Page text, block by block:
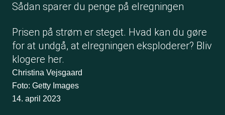
Sådan sparer du penge på elregningen
Prisen på strøm er steget. Hvad kan du gøre
for at undgå, at elregningen eksploderer? Bliv
klogere her.
Christina Vejsgaard
Foto: Getty Images
14. april 2023